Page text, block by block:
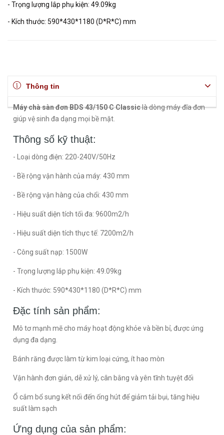
- Trọng lượng lắp phụ kiện: 49.09kg
- Kích thước: 590*430*1180 (D*R*C) mm
Thông tin
Máy chà sàn đơn BDS 43/150 C Classiclà dòng máy đĩa đơn
giúp vệ sinh đa dạng mọi bề mặt.
Thông số kỹ thuật:
- Loại dòng điện: 220-240V/50Hz
- Bề rộng vận hành của máy: 430 mm
- Bề rộng vận hàng của chổi: 430 mm
- Hiệu suất diện tích tối đa: 9600m2/h
- Hiệu suất diện tích thực tế: 7200m2/h
- Công suất nạp: 1500W
- Trọng lượng lắp phụ kiện: 49.09kg
- Kích thước: 590*430*1180 (D*R*C) mm
Đặc tính sản phẩm:
Mô tơ mạnh mẽ cho máy hoạt động khỏe và bền bỉ, được ứng
dụng đa dạng.
Bánh răng được làm từ kim loại cứng, ít hao mòn
Vận hành đơn giản, dễ xử lý, cân bằng và yên tĩnh tuyệt đối
Ổ cắm bổ sung kết nối đến ống hút để giảm tải bụi, tăng hiệu
suất làm sạch
Ứng dụng của sản phẩm: